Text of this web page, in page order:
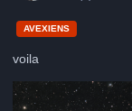
AVEXIENS
voila